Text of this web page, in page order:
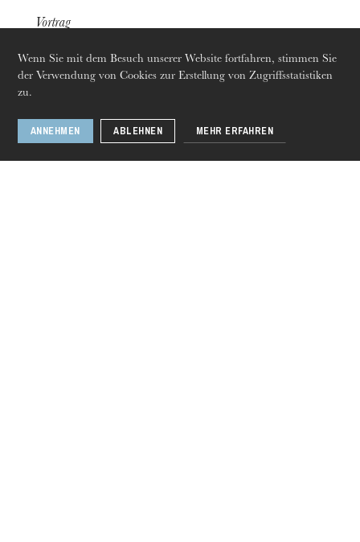
Wenn Sie mit dem Besuch unserer Website fortfahren, stimmen Sie
der Verwendung von Cookies zur Erstellung von Zugriffsstatistiken
zu.
ANNEHMEN ABLEHNEN MEHR ERFAHREN
Vortrag
Strasbourg